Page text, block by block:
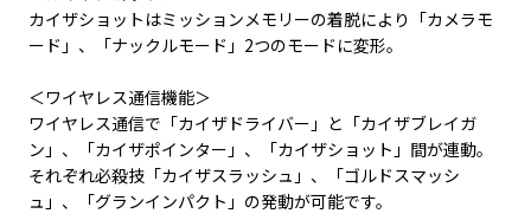
カイザショットはミッションメモリーの着脱により「カメラモ
ード」、「ナックルモード」2つのモードに変形。
＜ワイヤレス通信機能＞
ワイヤレス通信で「カイザドライバー」と「カイザブレイガ
ン」、「カイザポインター」、「カイザショット」間が連動。
それぞれ必殺技「カイザスラッシュ」、「ゴルドスマッシ
ュ」、「グランインパクト」の発動が可能です。